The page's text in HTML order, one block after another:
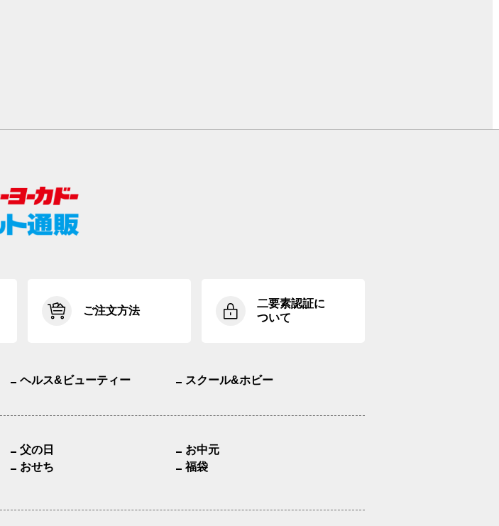
ご注文方法
二要素認証に
ついて
ヘルス&ビューティー スクール&ホビー
父の日
お中元
おせち
福袋